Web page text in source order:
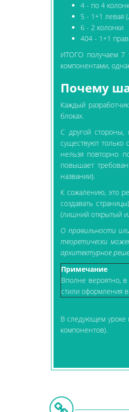
4 - по 4
5 - 1+1 левая
6 - 2 колонки
404 - 1+1
ИТОГО получаем 7
компонентами,
Почему
Каждый
блоках.
С другой стороны,
существуют
нельзя повторно
повышает
названии).
К сожалению, это
создавать
(лишний открытый
О правильности
теоретически
архитектурное
Примечание
Вполне вероятно,
стили оформления
В следующем уроке
компонентов).